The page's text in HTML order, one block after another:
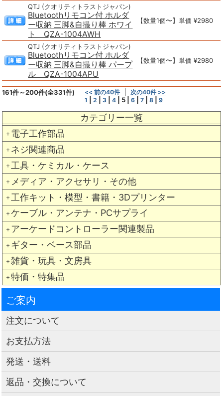
カテゴリー一覧
＋ 電子工作部品
＋ ネジ関連商品
＋ 工具・ケミカル・ケース
＋ メディア・アクセサリ・その他
＋ 工作キット・模型・書籍・3Dプリンター
＋ ケーブル・アンテナ・PCサプライ
＋ アーケードコントローラー関連製品
＋ ギター・ベース部品
＋ 雑貨・玩具・文房具
＋ 特価・特集品
QTJ (クオリティトラストジャパン)
Bluetoothリモコン付 ホルダ
ー収納 三脚&自撮り棒 ホワイ
ト QZA-1004AWH
【数量1個〜】単価 ¥2980
QTJ (クオリティトラストジャパン)
Bluetoothリモコン付 ホルダ
ー収納 三脚&自撮り棒 パープ
ル QZA-1004APU
【数量1個〜】単価 ¥2980
161件～200件(全331件) << 前の40件
次の40件 >>
1
|2 |3 |4 5 |6 |7 |8 |9
ご案内
注文について
お支払方法
発送・送料
返品・交換について